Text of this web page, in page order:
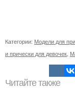
Категории: Модели для
и прически для девочек,
Читайте также